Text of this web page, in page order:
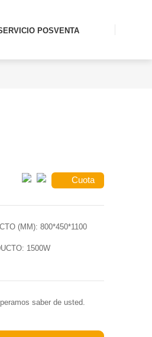
POSVENTA
Cuota
(MM):800*450*1100
1500W
saber de usted.